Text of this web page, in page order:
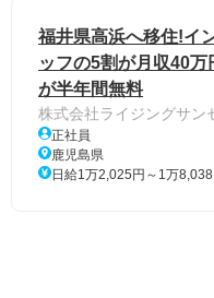
福井県高浜へ移住!イ
ッフの5割が月収40
が半年間無料
株式会社ライジングサン
正社員
鹿児島県
日給1万2,025円～1万